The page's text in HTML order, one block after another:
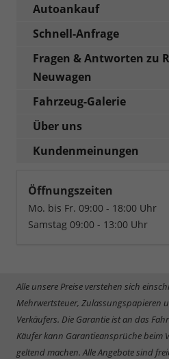
Autoankauf
Schnell-Anfrage
Fragen & Antworten zu
Neuwagen
Fahrzeug-Galerie
Über uns
Kundenmeinungen
Öffnungszeiten
Mo. bis Fr. 09:00 - 18:00 Uhr
Samstag 09:00 - 13:00 Uhr
Alle unsere Preise verstehen sich
Mehrwertsteuer, Zulassungspapieren
Verkäufers. Die Garantie ist an das
Käufer kann Garantieansprüche beim
geltend machen. Alle Angebote sind